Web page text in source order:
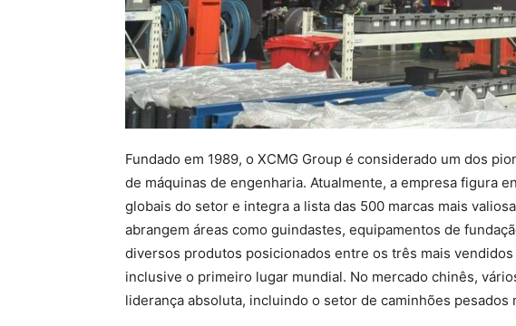
Fundado em 1989, o XCMG Group é considerado um dos
de máquinas de engenharia. Atualmente, a empresa figura
globais do setor e integra a lista das 500 marcas mais
abrangem áreas como guindastes, equipamentos de
diversos produtos posicionados entre os três mais
inclusive o primeiro lugar mundial. No mercado chinês,
liderança absoluta, incluindo o setor de caminhões pesados